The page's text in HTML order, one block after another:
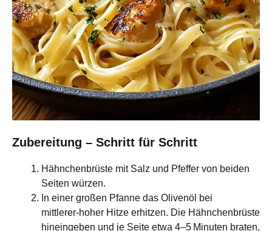
Zubereitung – Schritt für Schritt
Hähnchenbrüste mit Salz und Pfeffer von beiden
Seiten würzen.
In einer großen Pfanne das Olivenöl bei
mittlerer‑hoher Hitze erhitzen. Die Hähnchenbrüste
hineingeben und je Seite etwa 4–5 Minuten braten,